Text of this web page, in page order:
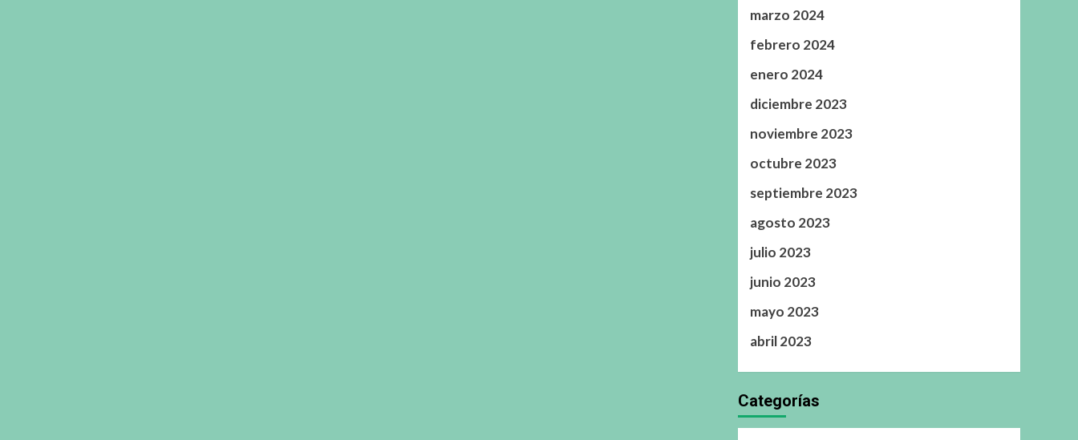
marzo 2024
febrero 2024
enero 2024
diciembre 2023
noviembre 2023
octubre 2023
septiembre 2023
agosto 2023
julio 2023
junio 2023
mayo 2023
abril 2023
Categorías